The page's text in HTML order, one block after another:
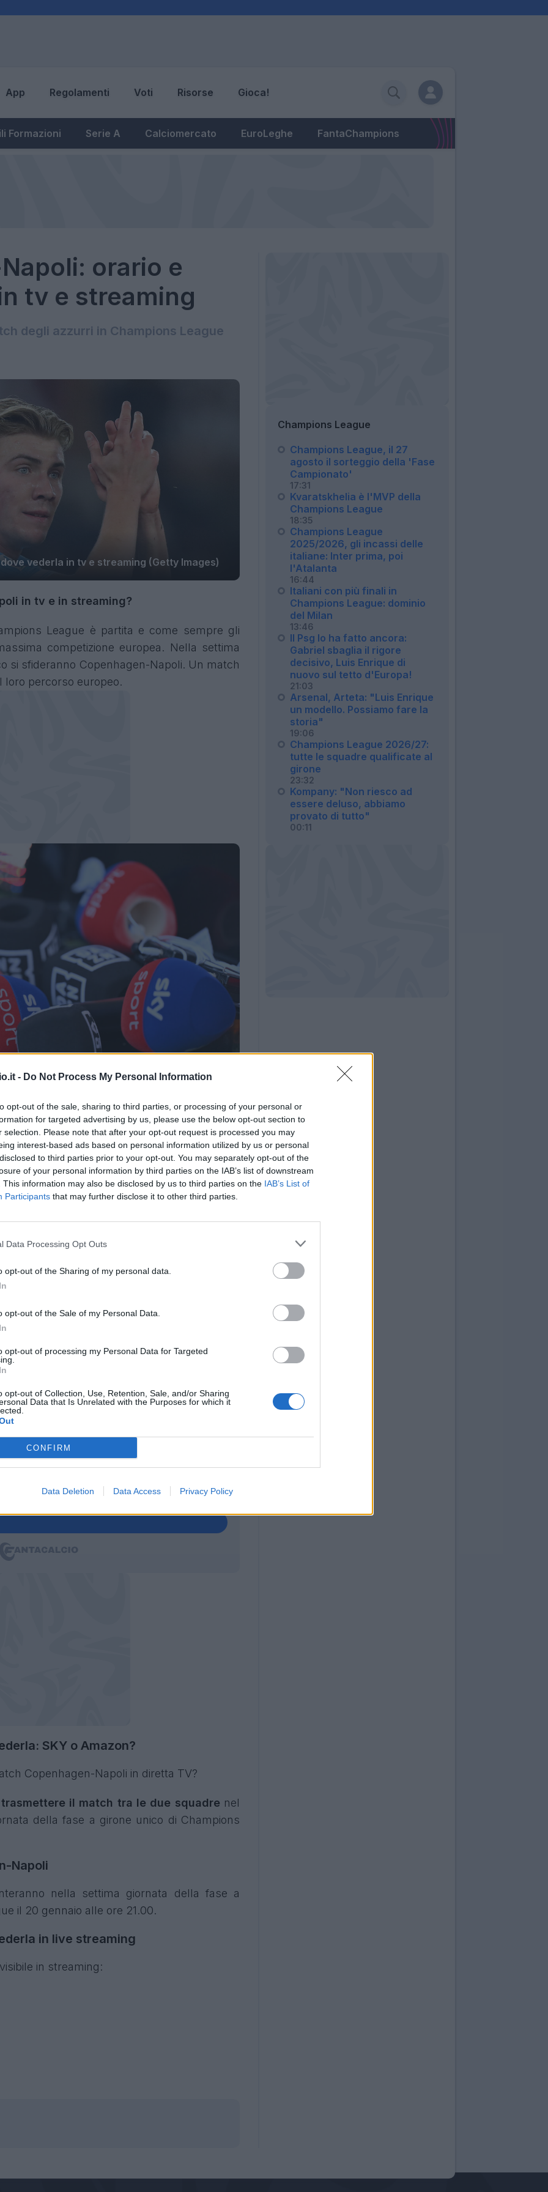
- Do Not Process My Personal Information
opt-out of the sale, sharing to third parties, or processing of your personal or
for targeted advertising by us, please use the below opt-out section to
selection. Please note that after your opt-out request is processed you may
interest-based ads based on personal information utilized by us or personal
to third parties prior to your opt-out. You may separately opt-out of the
of your personal information by third parties on the IAB’s list of downstream
This information may also be disclosed by us to third parties on the IAB’s List of
Participants that may further disclose it to other third parties.
Data Processing Opt Outs
opt-out of the Sharing of my personal data.
opt-out of the Sale of my Personal Data.
opt-out of processing my Personal Data for Targeted
opt-out of Collection, Use, Retention, Sale, and/or Sharing
Data that Is Unrelated with the Purposes for which it
CONFIRM
Data Deletion Data Access Privacy Policy
App Regolamenti Voti Risorse Gioca!
Formazioni Serie A Calciomercato EuroLeghe FantaChampions
orario e
tv e streaming
degli azzurri in Champions League
vederla in tv e streaming (Getty Images)
in tv e in streaming?
League è partita e come sempre gli
competizione europea. Nella settima
si sfideranno Copenhagen-Napoli. Un match
loro percorso europeo.
in TV e streaming: Sky o Amazon? (Getty Images)
in diretta tv
è valida per la settima giornata della fase a
E per chi non è riuscito a strappare un
sarà vederla in tv o in streaming.
giornata girone unico di Champions
ore 21.00
TV
Napoli in tv?La gara valida come
unico di Champions League sarà visibile in
PUNTATI SU COPENHAGEN-
SKY o Amazon?
Copenhagen-Napoli in diretta TV?
il match tra le due squadre nel
della fase a girone unico di Champions
Napoli
nella settima giornata della fase a
il 20 gennaio alle ore 21.00.
in live streaming
in streaming:
Champions League
Champions League, il 27
agosto il sorteggio della 'Fase
Campionato'
17:31
Kvaratskhelia è l'MVP della
Champions League
18:35
Champions League
2025/2026, gli incassi delle
italiane: Inter prima, poi
l'Atalanta
16:44
Italiani con più finali in
Champions League: dominio
del Milan
13:46
Il Psg lo ha fatto ancora:
Gabriel sbaglia il rigore
decisivo, Luis Enrique di
nuovo sul tetto d'Europa!
21:03
Arsenal, Arteta: "Luis Enrique
un modello. Possiamo fare la
storia"
19:06
Champions League 2026/27:
tutte le squadre qualificate al
girone
23:32
Kompany: "Non riesco ad
essere deluso, abbiamo
provato di tutto"
00:11